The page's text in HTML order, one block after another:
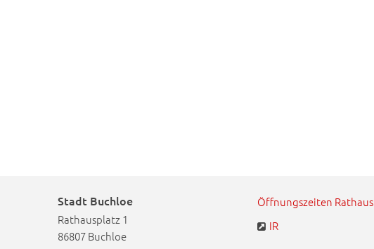
Stadt Buchloe
Rathausplatz 1
86807 Buchloe
Öffnungszeiten Rathaus
IR